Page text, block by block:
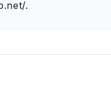
.